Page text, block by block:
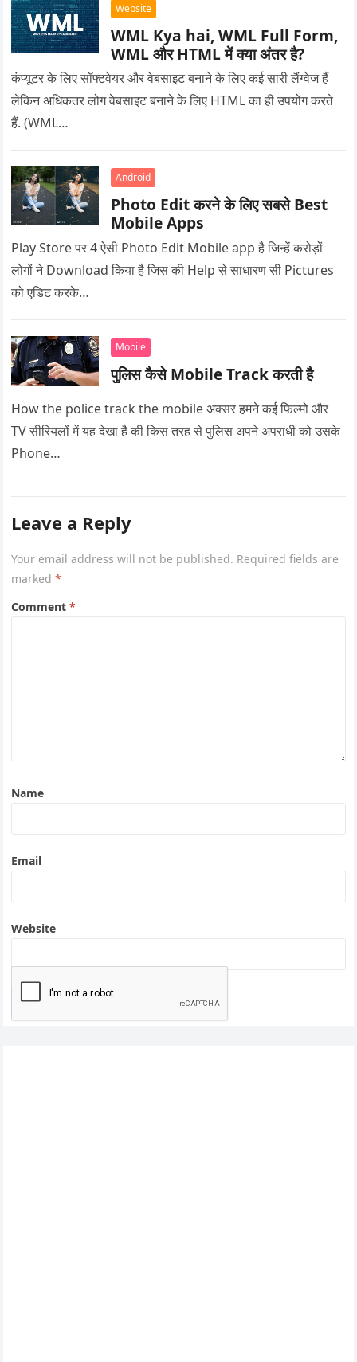
Website
WML Kya hai, WML Full Form,
WML और HTML में क्या अंतर है?
कंप्यूटर के लिए सॉफ्टवेयर और वेबसाइट बनाने के लिए कई सारी लैंग्वेज हैं
लेकिन अधिकतर लोग वेबसाइट बनाने के लिए HTML का ही उपयोग करते
हैं. (WML…
Android
Photo Edit करने के लिए सबसे Best
Mobile Apps
Play Store पर 4 ऐसी Photo Edit Mobile app है जिन्हें करोड़ों
लोगों ने Download किया है जिस की Help से साधारण सी Pictures
को एडिट करके…
Mobile
पुलिस कैसे Mobile Track करती है
How the police track the mobile अक्सर हमने कई फिल्मो और
TV सीरियलों में यह देखा है की किस तरह से पुलिस अपने अपराधी को उसके
Phone…
Leave a Reply
Your email address will not be published. Required fields are
marked*
Comment*
Name
Email
Website